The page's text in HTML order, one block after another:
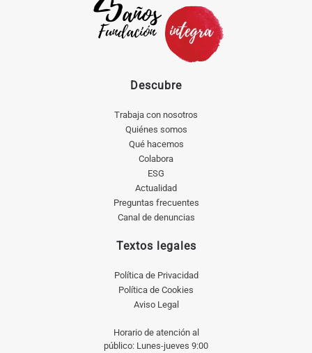
Descubre
Trabaja con nosotros
Quiénes somos
Qué hacemos
Colabora
ESG
Actualidad
Preguntas frecuentes
Canal de denuncias
Textos legales
Política de Privacidad
Política de Cookies
Aviso Legal
Horario de atención al
público: Lunes-jueves 9:00